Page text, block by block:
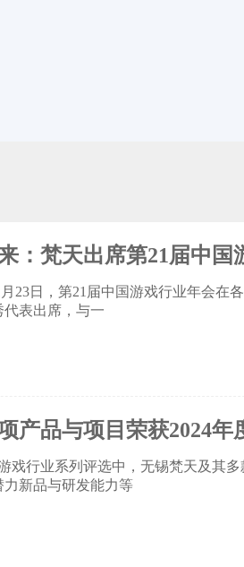
：梵天出席第21届中国
23日，第21届中国游戏行业年会在
表出席，与一
产品与项目荣获2024年
戏行业系列评选中，无锡梵天及其
新品与研发能力等